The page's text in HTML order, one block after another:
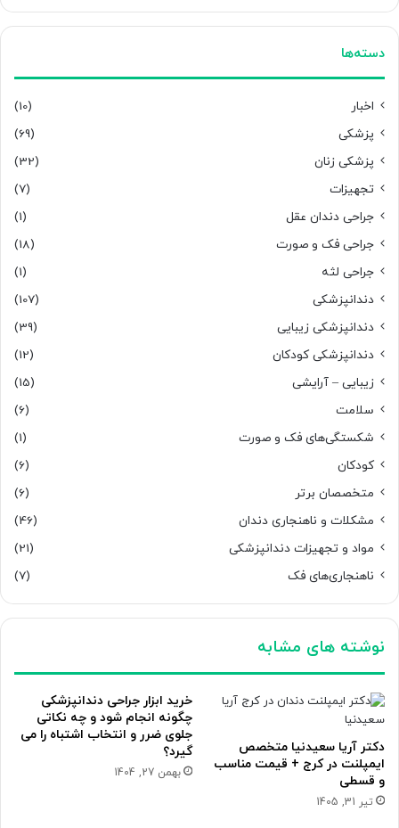
دسته‌ها
اخبار
(10)
پزشکی
(69)
پزشکی زنان
(32)
تجهیزات
(7)
جراحی دندان عقل
(1)
جراحی فک و صورت
(18)
جراحی لثه
(1)
دندانپزشکی
(107)
دندانپزشکی زیبایی
(39)
دندانپزشکی کودکان
(12)
زیبایی – آرایشی
(15)
سلامت
(6)
شکستگی‌های فک و صورت
(1)
کودکان
(6)
متخصصان برتر
(6)
مشکلات و ناهنجاری دندان
(46)
مواد و تجهیزات دندانپزشکی
(21)
ناهنجاری‌های فک
(7)
نوشته های مشابه
دکتر آریا سعیدنیا متخصص
ایمپلنت در کرج + قیمت مناسب
و قسطی
تیر 31, 1405
خرید ابزار جراحی دندانپزشکی
چگونه انجام شود و چه نکاتی
جلوی ضرر و انتخاب اشتباه را می
گیرد؟
بهمن 27, 1404